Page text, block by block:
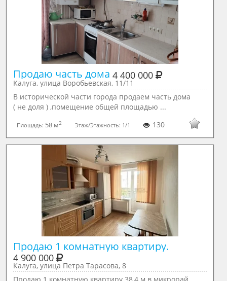
Продаю часть дома 4 400 000
Калуга, улица Воробьевская, 11/11
В исторической части города продаем часть дома
( не доля ) ,помещение общей площадью ...
Площадь: 58 м2 Этаж/Этажность: 1/1 130
Продаю 1 комнатную квартиру.
4 900 000
Калуга, улица Петра Тарасова, 8